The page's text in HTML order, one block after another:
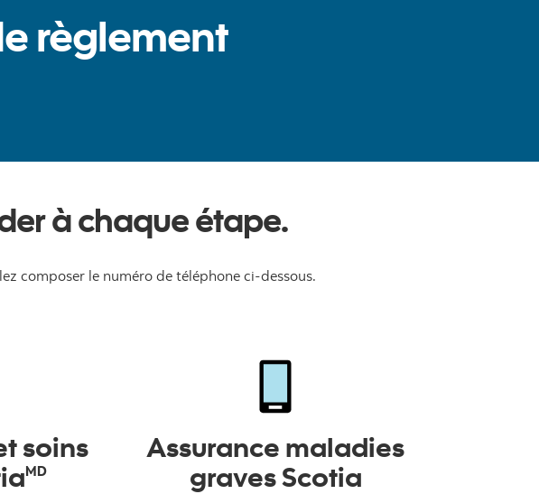
règlement
à chaque étape.
composer le numéro de téléphone ci-dessous.
soins
MD
Assurance maladies
graves Scotia